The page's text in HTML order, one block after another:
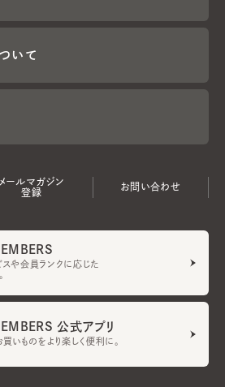
いて
メールマガジン
登録
お問い合わせ
スや会員ランクに応じた
公式アプリ
いものをより楽しく便利に。